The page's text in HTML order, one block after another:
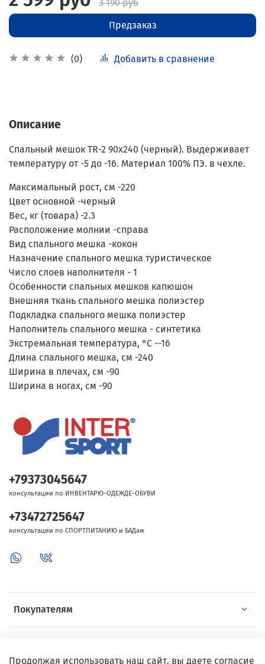
(0) Добавить в сравнение
3 190 руб
Предзаказ
Описание
Спальный мешок TR-2 90x240 (черный). Выдерживает
температуру от -5 до -16. Материал 100% ПЭ. в чехле.
Максимальный рост, см -220
Цвет основной -черный
Вес, кг (товара) -2.3
Расположение молнии -справа
Вид спального мешка -кокон
Назначение спального мешка туристическое
Число слоев наполнителя - 1
Особенности спальных мешков капюшон
Внешняя ткань спального мешка полиэстер
Подкладка спального мешка полиэстер
Наполнитель спального мешка - синтетика
Экстремальная температура, °C --16
Длина спального мешка, см -240
Ширина в плечах, см -90
Ширина в ногах, см -90
Покупателям
+79373045647
консультации по ИНВЕНТАРЮ-ОДЕЖДЕ-ОБУВИ
+73472725647
консультации по СПОРТПИТАНИЮ и БАДам
Продолжая использовать наш сайт, вы даете согласие